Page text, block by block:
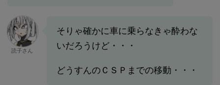
読子さん
そりゃ確かに車に乗らなきゃ酔わな
いだろうけど・・・
どうすんのＣＳＰまでの移動・・・